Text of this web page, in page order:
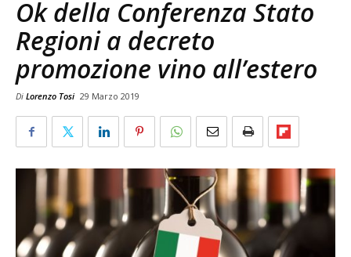
Ok della Conferenza Stato
Regioni a decreto
promozione vino all’estero
Di Lorenzo Tosi 29 Marzo 2019